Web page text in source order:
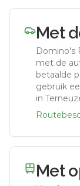
Met
Domino's
met de
betaalde
gebruik
in
Met